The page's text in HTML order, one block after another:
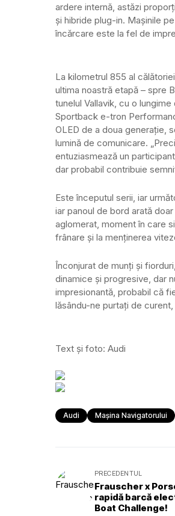
ardere internă, astăzi
și hibride plug-in. Mașinile
încărcare este la fel de
La kilometrul 855 al
ultima noastră etapă – spre
tunelul Vallavik, cu o
Sportback e-tron
OLED de a doua generație,
lumină de comunicare.
entuziasmează un
dar probabil contribuie
Este începutul serii, iar
iar panoul de bord arată
aglomerat, moment în care
frânare și la menținerea
Înconjurat de munți și
dinamice și progresive, dar
impresionantă, probabil că
lăsându-ne purtați de
Text și foto: Audi
Audi Mașina Navigatorului
PRECEDENTUL
Frauscher x
rapidă barcă
Boat Challenge!